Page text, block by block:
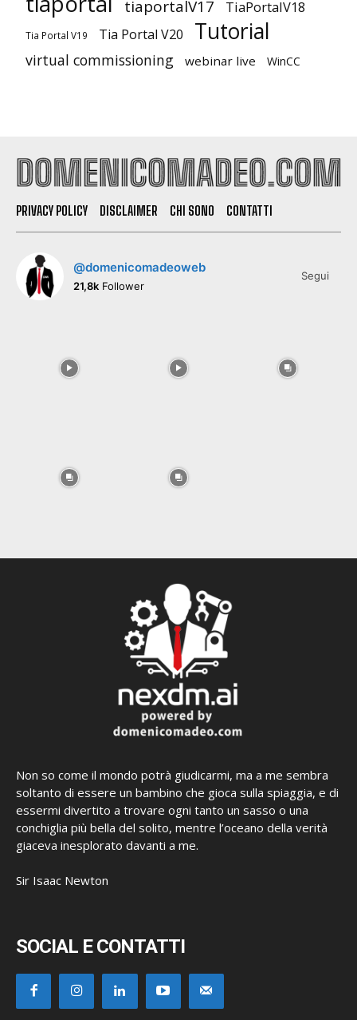
tiaportalV17 TiaPortalV18
Tia Portal V19 Tia Portal V20 Tutorial
virtual commissioning webinar live WinCC
PRIVACY POLICY DISCLAIMER CHI SONO CONTATTI
@domenicomadeoweb
21,8k Follower
Segui
Non so come il mondo potrà giudicarmi, ma a me sembra
soltanto di essere un bambino che gioca sulla spiaggia, e di
essermi divertito a trovare ogni tanto un sasso o una
conchiglia più bella del solito, mentre l’oceano della verità
giaceva inesplorato davanti a me.
Sir Isaac Newton
SOCIAL E CONTATTI